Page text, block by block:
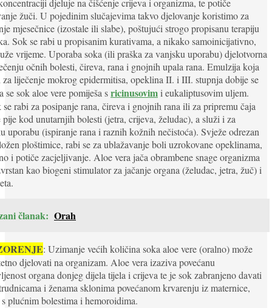
djeluje na čišćenje crijeva i organizma, te potiče
žuči. U pojedinim slučajevima takvo djelovanje koristimo za
mjesečnice (izostale ili slabe), poštujući strogo propisanu terapiju
Sok se rabi u propisanim kurativama, a nikako samoinicijativno,
vrijeme. Uporaba soka (ili praška za vanjsku uporabu) djelotvorna
očnih bolesti, čireva, rana i gnojnih upala rana. Emulzija koja
za liječenje mokrog epidermitisa, opeklina II. i III. stupnja dobije se
se sok aloe vere pomiješa sricinusovimi eukaliptusovim uljem.
se rabi za posipanje rana, čireva i gnojnih rana ili za pripremu čaja
pije kod unutarnjih bolesti (jetra, crijeva, želudac), a služi i za
uporabu (ispiranje rana i raznih kožnih nečistoća). Svježe odrezan
ploštimice, rabi se za ublažavanje boli uzrokovane opeklinama,
i potiče zacjeljivanje. Aloe vera jača obrambene snage organizma
kao biogeni stimulator za jačanje organa (želudac, jetra, žuč) i
članak: Orah
: Uzimanje većih količina soka aloe vere (oralno) može
djelovati na organizam. Aloe vera izaziva povećanu
organa donjeg dijela tijela i crijeva te je sok zabranjeno davati
i ženama sklonima povećanom krvarenju iz maternice,
plućnim bolestima i hemoroidima.